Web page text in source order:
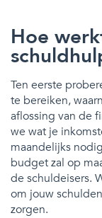
Hoe
Ten eerste
te bereiken,
aflossing van de
we wat je
maandelijks
budget zal op
de schuldeisers.
om jouw
zorgen.